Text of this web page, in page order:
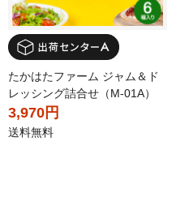
たかはたファーム ジャム＆ド
レッシング詰合せ（M-01A）
3,970円
送料無料